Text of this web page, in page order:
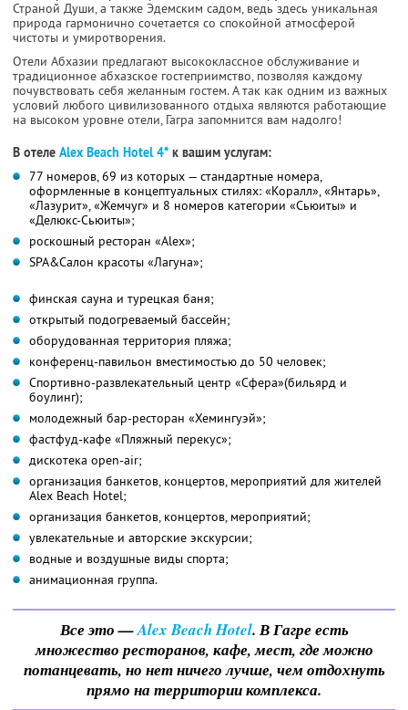
Страной Души, а также Эдемским садом, ведь здесь уникальная
природа гармонично сочетается со спокойной атмосферой
чистоты и умиротворения.
Отели Абхазии предлагают высококлассное обслуживание и
традиционное абхазское гостеприимство, позволяя каждому
почувствовать себя желанным гостем. А так как одним из важных
условий любого цивилизованного отдыха являются работающие
на высоком уровне отели, Гагра запомнится вам надолго!
В отеле Alex Beach Hotel 4* к вашим услугам:
77 номеров, 69 из которых — стандартные номера,
оформленные в концептуальных стилях: «Коралл», «Янтарь»,
«Лазурит», «Жемчуг» и 8 номеров категории «Сьюиты» и
«Делюкс-Сьюиты»;
роскошный ресторан «Alex»;
SPA&Салон красоты «Лагуна»;
финская сауна и турецкая баня;
открытый подогреваемый бассейн;
оборудованная территория пляжа;
конференц-павильон вместимостью до 50 человек;
Спортивно-развлекательный центр «Сфера»(бильярд и
боулинг);
молодежный бар-ресторан «Хемингуэй»;
фастфуд-кафе «Пляжный перекус»;
дискотека open-air;
организация банкетов, концертов, мероприятий для жителей
Alex Beach Hotel;
организация банкетов, концертов, мероприятий;
увлекательные и авторские экскурсии;
водные и воздушные виды спорта;
анимационная группа.
Все это —Alex Beach Hotel. В Гагре есть
множество ресторанов, кафе, мест, где можно
потанцевать, но нет ничего лучше, чем отдохнуть
прямо на территории комплекса.